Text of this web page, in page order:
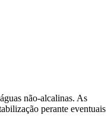
não-alcalinas. As
perante eventuais